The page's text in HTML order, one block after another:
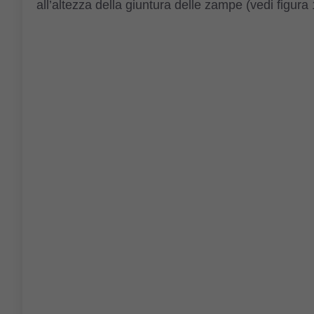
all’altezza della giuntura delle zampe (vedi figura